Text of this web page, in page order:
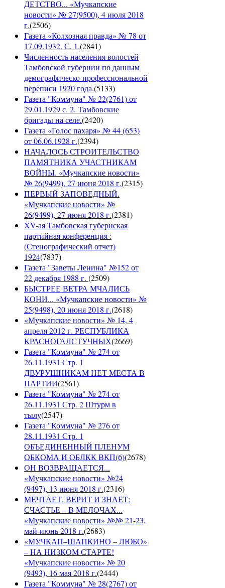
ДЕТСТВО... «Мучкапские
новости» № 27(9500), 4 июля 2018
г.(2506)
Газета «Колхозная правда» № 78 от
17.09.1932. С. 1.(2841)
Численность населения волостей
Тамбовской губернии по данным
демографическо-профессиональной
переписи 1920 года.(5133)
Газета "Коммуна" № 22(2761) от
29.01.1929 с. 2. Тамбовские
бригады на селе.(2420)
Газета «Голос пахаря» № 44 (653)
от 06.06.1928 г.(2394)
НАЧАЛОСЬ СТРОИТЕЛЬСТВО
ПАМЯТНИКА УЧАСТНИКАМ
ВОЙНЫ. «Мучкапские новости»
№ 26(9499), 27 июня 2018 г.(2315)
ПЕРВЫЙ ЗАПОВЕДНЫЙ.
«Мучкапские новости» №
26(9499), 27 июня 2018 г.(2381)
XV-ая Тамбовская губернская
партийная конференция :
(Стенографический отчет)
1924(7837)
Газета "Заветы Ленина" №152 от
22 декабря 1988 г. (2509)
БЫСТРЕЕ ВЕТРА МЧАЛИСЬ
КОНИ... «Мучкапские новости» №
25(9498), 20 июня 2018 г.(2618)
«Мучкапские новости» № 14, 4
апреля 2012 г. РЕСПУБЛИКА
КРАСНОГАЛСТУЧНЫХ(2669)
Газета "Коммуна" № 274 от
26.11.1931 Стр. 1
ДВУРУШНИКАМ НЕТ МЕСТА В
ПАРТИИ(2561)
Газета "Коммуна" № 274 от
26.11.1931 Стр. 2 Штурм в
тылу(2547)
Газета "Коммуна" № 276 от
28.11.1931 Стр. 1
ОБЪЕДИНЕННЫЙ ПЛЕНУМ
ОБКОМА И ОБЛКК ВКП(б)(2678)
ОН ВОЗВРАЩАЕТСЯ...
«Мучкапские новости» №24
(9497), 13 июня 2018 г.(2316)
МЕЧТАЕТ. ВЕРИТ И ЗНАЕТ:
СЧАСТЬЕ – В МЕЛОЧАХ...
«Мучкапские новости» №№ 21-23,
май-июнь 2018 г.(2683)
«МУЧКАП–ШАПКИНО – ЛЮБО»
– НА НИЗКОМ СТАРТЕ!
«Мучкапские новости» № 20
(9493), 16 мая 2018 г.(2444)
Газета "Коммуна" № 28(2767) от